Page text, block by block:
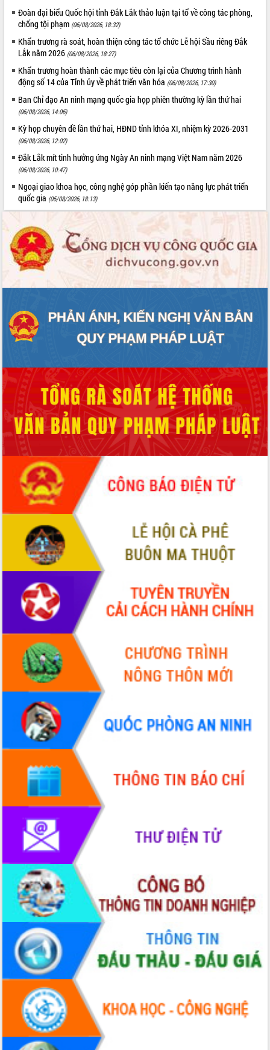
Đoàn đại biểu Quốc hội tỉnh Đắk Lắk thảo luận tại tổ về công tác phòng,
chống tội phạm (06/08/2026, 18:32)
Khẩn trương rà soát, hoàn thiện công tác tổ chức Lễ hội Sầu riêng Đắk
Lắk năm 2026 (06/08/2026, 18:27)
Khẩn trương hoàn thành các mục tiêu còn lại của Chương trình hành
động số 14 của Tỉnh ủy về phát triển văn hóa (06/08/2026, 17:30)
Ban Chỉ đạo An ninh mạng quốc gia họp phiên thường kỳ lần thứ hai
(06/08/2026, 14:06)
Kỳ họp chuyên đề lần thứ hai, HĐND tỉnh khóa XI, nhiệm kỳ 2026-2031
(06/08/2026, 12:02)
Đắk Lắk mít tinh hưởng ứng Ngày An ninh mạng Việt Nam năm 2026
(06/08/2026, 10:47)
Ngoại giao khoa học, công nghệ góp phần kiến tạo năng lực phát triển
quốc gia (05/08/2026, 18:13)